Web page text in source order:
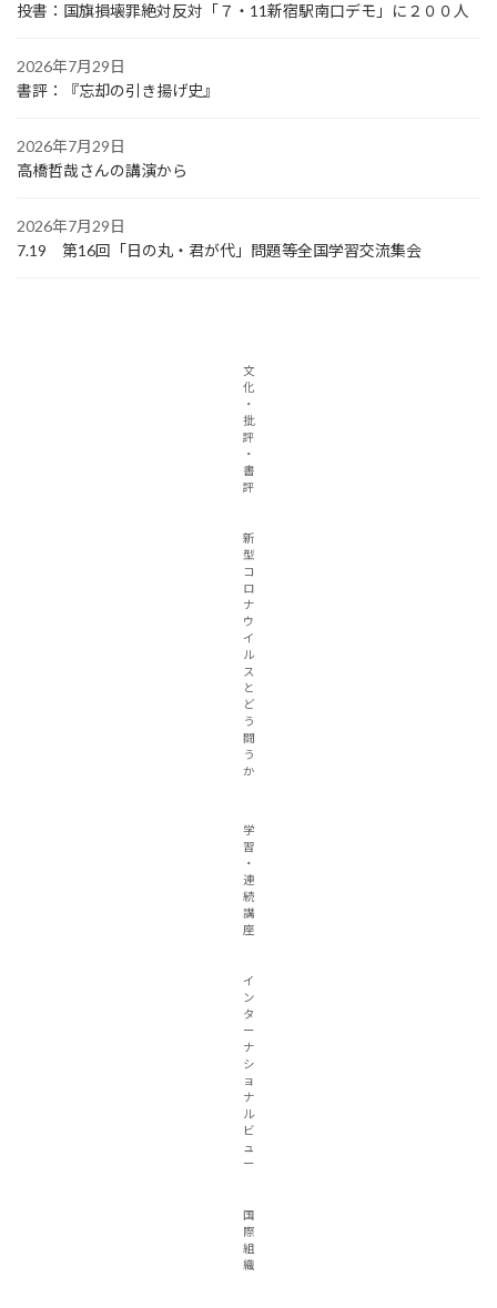
投書：国旗損壊罪絶対反対「７・11新宿駅南口デモ」に２００人
2026年7月29日
書評：『忘却の引き揚げ史』
2026年7月29日
高橋哲哉さんの講演から
2026年7月29日
7.19 第16回「日の丸・君が代」問題等全国学習交流集会
文
化
・
批
評
・
書
評
新
型
コ
ロ
ナ
ウ
イ
ル
ス
と
ど
う
闘
う
か
学
習
・
連
続
講
座
イ
ン
タ
ー
ナ
シ
ョ
ナ
ル
ビ
ュ
ー
国
際
組
織